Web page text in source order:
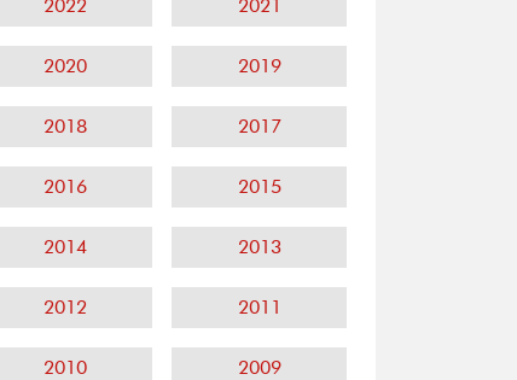
2022 2021
2020 2019
2018 2017
2016 2015
2014 2013
2012 2011
2010 2009